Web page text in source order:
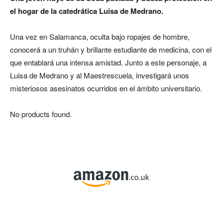
el hogar de la catedrática Luisa de Medrano.
Una vez en Salamanca, oculta bajo ropajes de hombre,
conocerá a un truhán y brillante estudiante de medicina, con el
que entablará una intensa amistad. Junto a este personaje, a
Luisa de Medrano y al Maestrescuela, investigará unos
misteriosos asesinatos ocurridos en el ámbito universitario.
No products found.